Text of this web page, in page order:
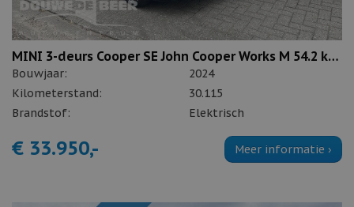
MINI 3-deurs Cooper SE John Cooper Works M 54.2 kWh
Bouwjaar:
2024
Kilometerstand:
30.115
Brandstof:
Elektrisch
€ 33.950,- Meer informatie ›